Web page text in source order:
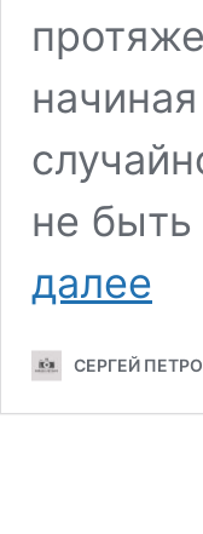
не
далее
СЕРГЕЙ